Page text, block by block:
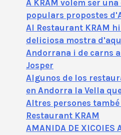
A KRAM volem ser
populars propostes
Al Restaurant KRAM
deliciosa mostra
Andorrana i de carns
Josper
Algunos de los
en Andorra la Vella
Altres persones
Restaurant KRAM
AMANIDA DE XICOIES